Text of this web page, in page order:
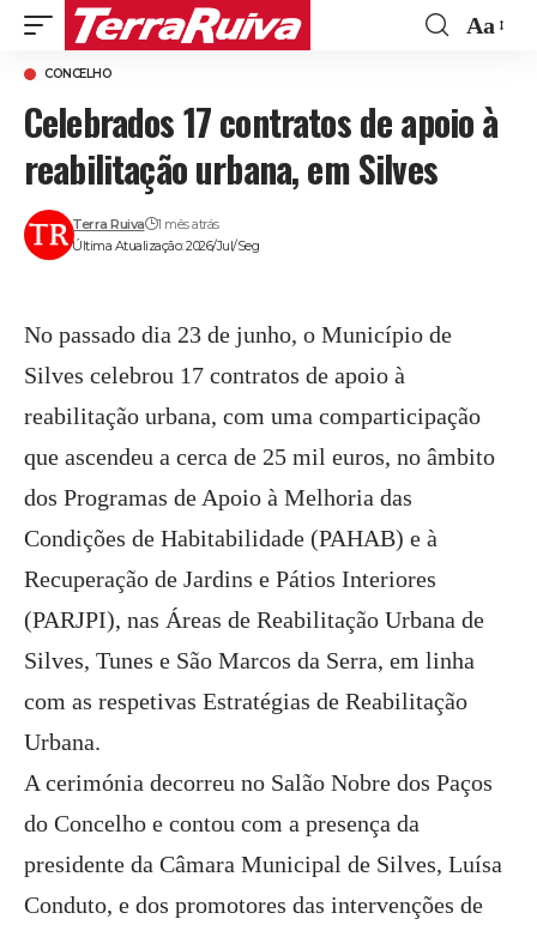
Aa
CONCELHO
Celebrados 17 contratos de apoio à
reabilitação urbana, em Silves
Última Atualização: 2026/Jul/Seg
Terra Ruiva 1 mês atrás
No passado dia 23 de junho, o Município de
Silves celebrou 17 contratos de apoio à
reabilitação urbana, com uma comparticipação
que ascendeu a cerca de 25 mil euros, no âmbito
dos Programas de Apoio à Melhoria das
Condições de Habitabilidade (PAHAB) e à
Recuperação de Jardins e Pátios Interiores
(PARJPI), nas Áreas de Reabilitação Urbana de
Silves, Tunes e São Marcos da Serra, em linha
com as respetivas Estratégias de Reabilitação
Urbana.
A cerimónia decorreu no Salão Nobre dos Paços
do Concelho e contou com a presença da
presidente da Câmara Municipal de Silves, Luísa
Conduto, e dos promotores das intervenções de